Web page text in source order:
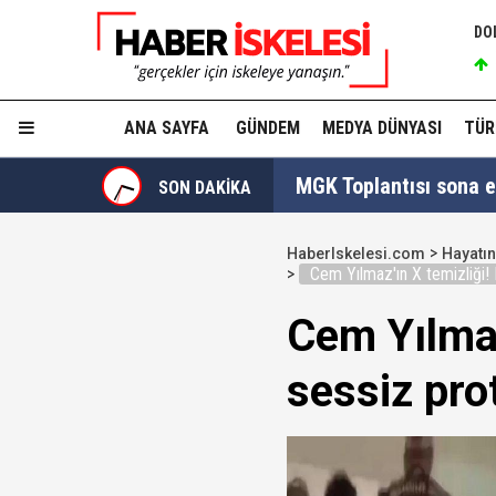
ANA SAYFA GÜNDEM MEDYA DÜNYASI
SON DAKİKA MGK Toplantısı
İzmit Belediyesi'nde
Hakkında fezleke
Hangi suçlar kapsam
Devlet Bahçeli'den
HaberIskelesi.com
Cem Yılmaz'ın X
Cem
sessiz